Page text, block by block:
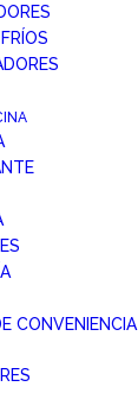
CONVENIENCIA